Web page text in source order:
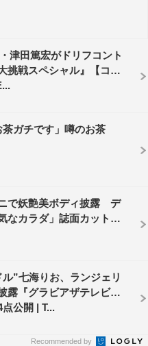
津田篤宏がドリフコント
挑戦スペシャル』【コメ
ガチです」噂のお茶
で妖艶美ボディ披露 デ
なカラダ」誌面カット公
”七海りお、ランジェリ
露『グラビアザテレビジ
公開 | T...
Recommended by